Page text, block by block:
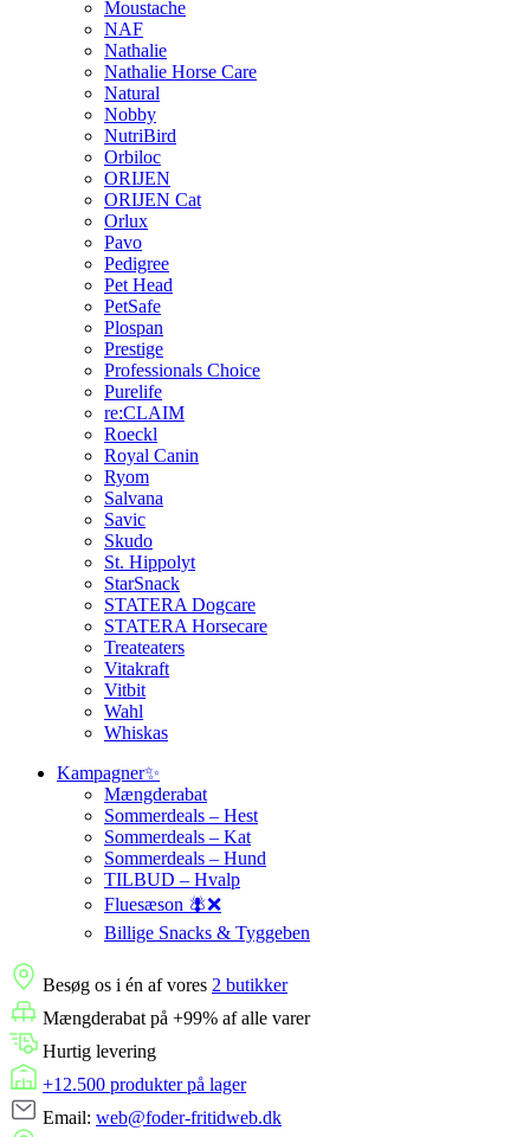
Moustache
NAF
Nathalie
Nathalie Horse Care
Natural
Nobby
NutriBird
Orbiloc
ORIJEN
ORIJEN Cat
Orlux
Pavo
Pedigree
Pet Head
PetSafe
Plospan
Prestige
Professionals Choice
Purelife
re:CLAIM
Roeckl
Royal Canin
Ryom
Salvana
Savic
Skudo
St. Hippolyt
StarSnack
STATERA Dogcare
STATERA Horsecare
Treateaters
Vitakraft
Vitbit
Wahl
Whiskas
Kampagner✨
Mængderabat
Sommerdeals – Hest
Sommerdeals – Kat
Sommerdeals – Hund
TILBUD – Hvalp
Fluesæson 🪰❌
Billige Snacks & Tyggeben
Besøg os i én af vores 2 butikker
Mængderabat på +99% af alle varer
Hurtig levering
+12.500 produkter på lager
Email: web@foder-fritidweb.dk